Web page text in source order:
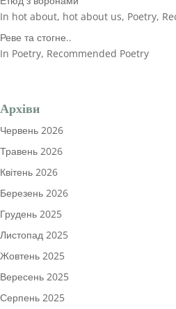
In hot about, hot about us, Poetry,
Реве та стогне..
In Poetry, Recommended Poetry
Архіви
Червень 2026
Травень 2026
Квітень 2026
Березень 2026
Грудень 2025
Листопад 2025
Жовтень 2025
Вересень 2025
Серпень 2025